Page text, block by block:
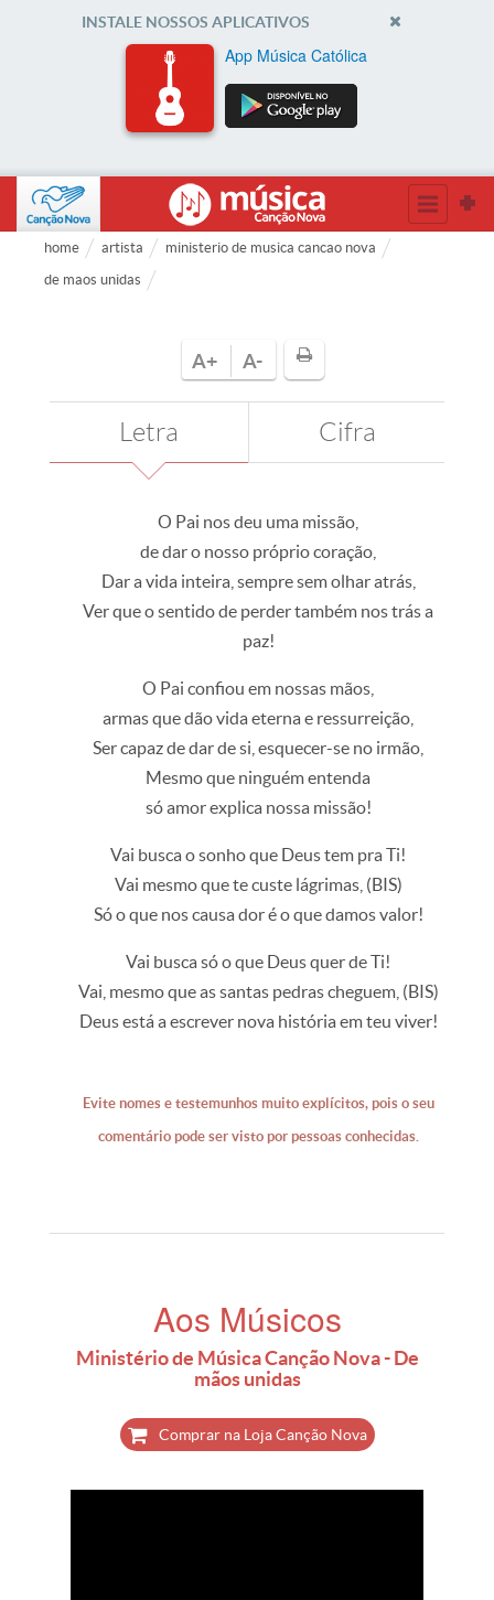
INSTALE NOSSOS APLICATIVOS
App Música Católica
home artista
ministerio de musica cancao nova
de maos unidas
Aos Músicos
Ministério de Música Canção Nova - De
mãos unidas
Comprar na Loja Canção Nova
A+ A-
Letra Cifra
O Pai nos deu uma missão,
de dar o nosso próprio coração,
Dar a vida inteira, sempre sem olhar atrás,
Ver que o sentido de perder também nos trás a
paz!
O Pai confiou em nossas mãos,
armas que dão vida eterna e ressurreição,
Ser capaz de dar de si, esquecer-se no irmão,
Mesmo que ninguém entenda
só amor explica nossa missão!
Vai busca o sonho que Deus tem pra Ti!
Vai mesmo que te custe lágrimas, (BIS)
Só o que nos causa dor é o que damos valor!
Vai busca só o que Deus quer de Ti!
Vai, mesmo que as santas pedras cheguem, (BIS)
Deus está a escrever nova história em teu viver!
Evite nomes e testemunhos muito explícitos, pois o seu
comentário pode ser visto por pessoas conhecidas.